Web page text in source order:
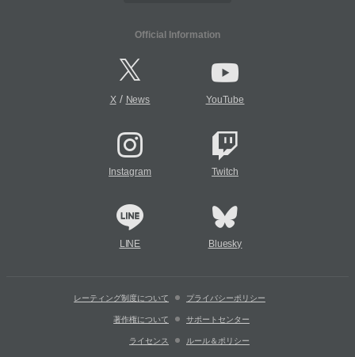
Official Information
X/ News YouTube
Instagram Twitch
LINE Bluesky
レーティング制度について プライバシーポリシー
著作権について サポートセンター
ライセンス ルール＆ポリシー